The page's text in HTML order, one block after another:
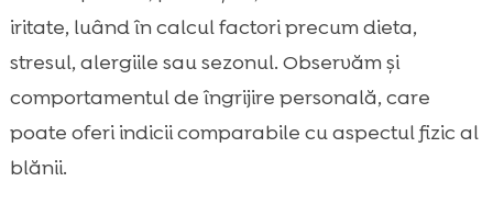
iritate, luând în calcul factori precum dieta,
stresul, alergiile sau sezonul. Observăm și
comportamentul de îngrijire personală, care
poate oferi indicii comparabile cu aspectul fizic al
blănii.